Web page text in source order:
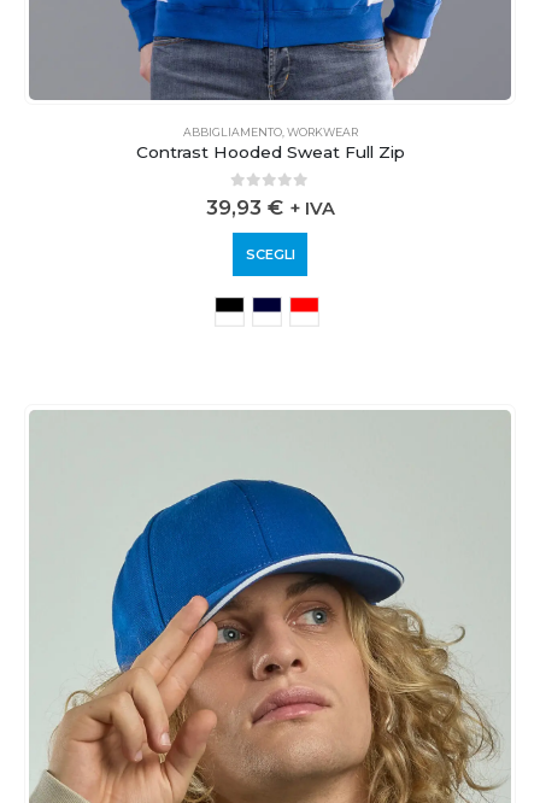
ABBIGLIAMENTO,WORKWEAR
Contrast Hooded Sweat Full Zip
0out of 5
39,93 € + IVA
SCEGLI